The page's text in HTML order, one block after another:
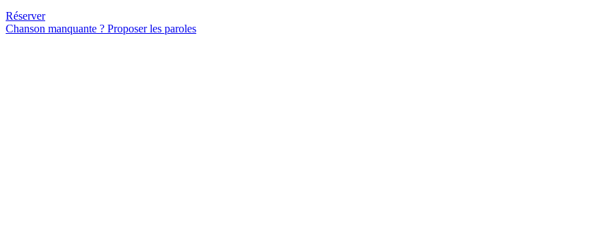
Réserver
Chanson manquante ? Proposer les paroles